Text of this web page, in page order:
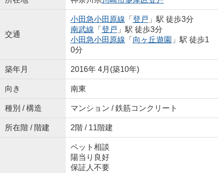
交通
小田急小田原線 「 登戸 」駅 徒歩3分
南武線 「 登戸 」駅 徒歩3分
小田急小田原線 「 向ヶ丘遊園 」駅 徒歩1
0分
築年月 2016年 4月(築10年)
向き 南東
種別 / 構造 マンション / 鉄筋コンクリート
所在階 / 階建 2階 / 11階建
ペット相談
陽当り良好
保証人不要